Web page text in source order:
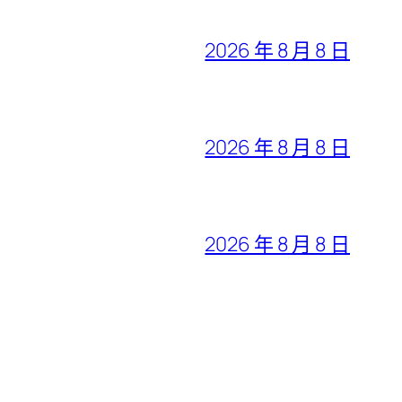
2026 年 8 月 8 日
2026 年 8 月 8 日
2026 年 8 月 8 日